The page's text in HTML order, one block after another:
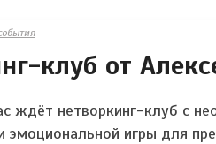
клуб от
ждёт нетворкинг-клуб с
эмоциональной игры для